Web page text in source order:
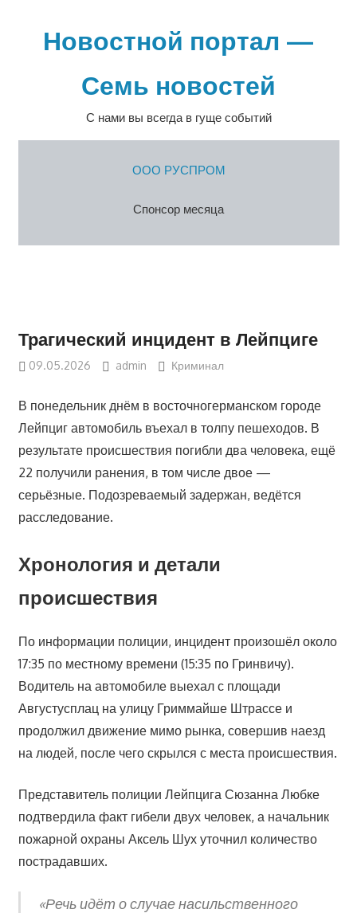
содержимомуНовостной портал —
Семь новостей
С нами вы всегда в гуще событий
ООО РУСПРОМ
Спонсор месяца
Трагический инцидент в Лейпциге
09.05.2026 admin Криминал
В понедельник днём в восточногерманском городе
Лейпциг автомобиль въехал в толпу пешеходов. В
результате происшествия погибли два человека, ещё
22 получили ранения, в том числе двое —
серьёзные. Подозреваемый задержан, ведётся
расследование.
Хронология и детали
происшествия
По информации полиции, инцидент произошёл около
17:35 по местному времени (15:35 по Гринвичу).
Водитель на автомобиле выехал с площади
Августусплац на улицу Гриммайше Штрассе и
продолжил движение мимо рынка, совершив наезд
на людей, после чего скрылся с места происшествия.
Представитель полиции Лейпцига Сюзанна Любке
подтвердила факт гибели двух человек, а начальник
пожарной охраны Аксель Шух уточнил количество
пострадавших.
«Речь идёт о случае насильственного